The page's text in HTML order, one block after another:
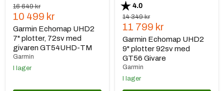
Ursprungspris
16 649 kr
Nuvarande
pris
10 499 kr
Garmin Echomap UHD2
7" plotter, 72sv med
givaren GT54UHD-TM
Garmin
I lager
Betyg:
4.0
Ursprungspris
14 349 kr
Nuvarande
pris
11 799 kr
Garmin Echomap UHD2
9" plotter 92sv med
GT56 Givare
Garmin
I lager